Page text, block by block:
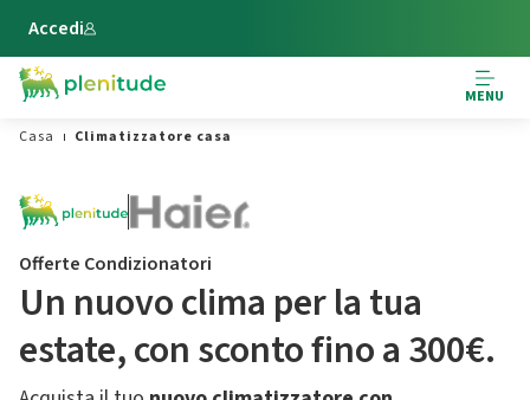
Vai al contenuto principale
Accedi
MENU
Casa
Climatizzatore casa
Offerte Condizionatori
Un nuovo clima per la tua
estate,​ con sconto fino a 300€.